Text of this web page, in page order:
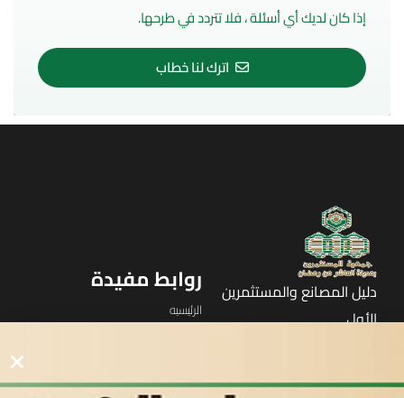
إذا كان لديك أي أسئلة ، فلا تتردد في طرحها.
اترك لنا خطاب
دليل المصانع والمستثمرين
الأول
روابط مفيدة
الرئيسيه
لوحه التحكم